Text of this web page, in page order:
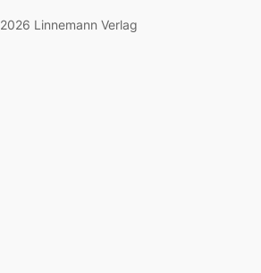
Linnemann Verlag